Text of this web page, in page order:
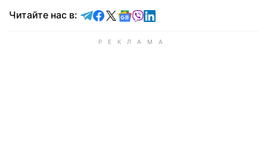
Читайте нас в: Читайте в Telegram
Читайте в Facebook
Читайте в X
Читайте в Google news
Читайте в Viber
Читайте в LinkedIn